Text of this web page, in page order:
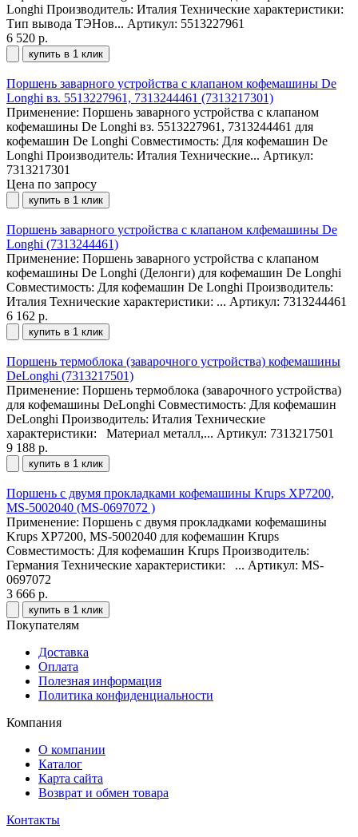
Longhi Производитель: Италия Технические характеристики:
Тип вывода ТЭНов... Артикул: 5513227961
6 520 р.
купить в 1 клик
Поршень заварного устройства с клапаном кофемашины De
Longhi вз. 5513227961, 7313244461 (7313217301)
Применение: Поршень заварного устройства с клапаном
кофемашины De Longhi вз. 5513227961, 7313244461 для
кофемашин De Longhi Совместимость: Для кофемашин De
Longhi Производитель: Италия Технические... Артикул:
7313217301
Цена по запросу
купить в 1 клик
Поршень заварного устройства с клапаном клфемашины De
Longhi (7313244461)
Применение: Поршень заварного устройства с клапаном
кофемашины De Longhi (Делонги) для кофемашин De Longhi
Совместимость: Для кофемашин De Longhi Производитель:
Италия Технические характеристики: ... Артикул: 7313244461
6 162 р.
купить в 1 клик
Поршень термоблока (заварочного устройства) кофемашины
DeLonghi (7313217501)
Применение: Поршень термоблока (заварочного устройства)
для кофемашины DeLonghi Совместимость: Для кофемашин
DeLonghi Производитель: Италия Технические
характеристики: Материал металл,... Артикул: 7313217501
9 188 р.
купить в 1 клик
Поршень с двумя прокладками кофемашины Krups XP7200,
MS-5002040 (MS-0697072 )
Применение: Поршень с двумя прокладками кофемашины
Krups XP7200, MS-5002040 для кофемашин Krups
Совместимость: Для кофемашин Krups Производитель:
Германия Технические характеристики: ... Артикул: MS-
0697072
3 666 р.
купить в 1 клик
Покупателям
Доставка
Оплата
Полезная информация
Политика конфиденциальности
Компания
О компании
Каталог
Карта сайта
Возврат и обмен товара
Контакты